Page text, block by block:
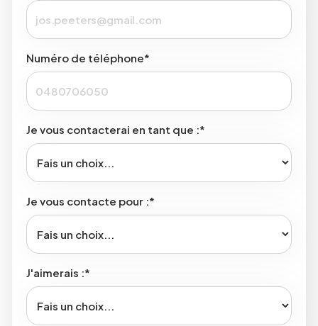
Numéro de téléphone*
Je vous contacterai en tant que :*
Je vous contacte pour :*
J'aimerais :*